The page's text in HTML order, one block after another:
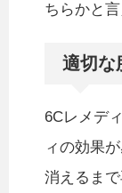
ちらかと
適切な
6Cレメデ
ィの効果
消えるま